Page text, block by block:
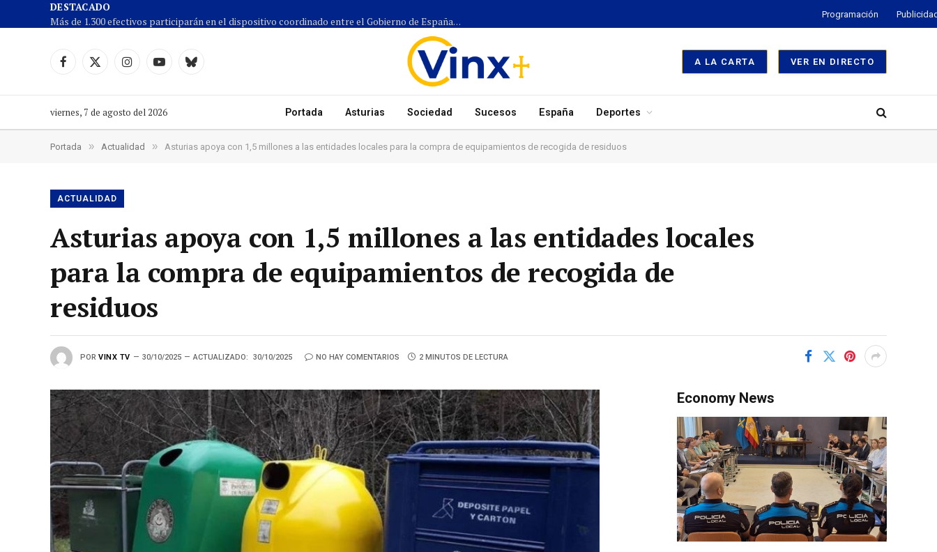
DESTACADO
Más de 1.300 efectivos participarán en el dispositivo coordinado entre el Gobierno de España, el Principado de Asturias y los ayuntamientos para el eclipse del 12 de agosto
Programación
Facebook
X
InstagramYouTubeCielo
A LA CARTA VER EN DIRECTO
viernes, 7 de agosto del 2026 Portada Asturias Sociedad Sucesos España Deportes
Portada » Actualidad » Asturias apoya con 1,5 millones a las entidades locales para la compra de equipamientos de recogida de residuos
ACTUALIDAD
Asturias apoya con 1,5 millones a las entidades locales
para la compra de equipamientos de recogida de
residuos
POR VINX TV 30/10/2025 ACTUALIZADO: 30/10/2025 NO HAY COMENTARIOS 2 MINUTOS DE LECTURA
Economy News